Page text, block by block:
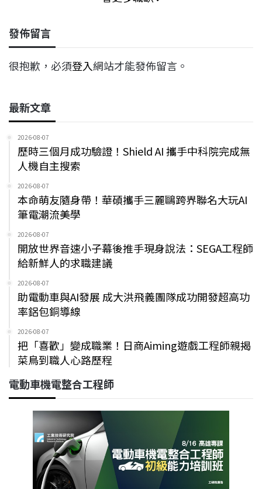
發佈留言
很抱歉，必須登入網站才能發佈留言。
最新文章
2026-08-07
歷時三個月成功驗證！Shield AI 攜手中科院完成無
人機自主搜索
2026-08-07
本命萌友隨身帶！華碩攜手三麗鷗跨界聯名大玩AI
筆電潮流美學
2026-08-07
開放世界音速小子幕後推手現身說法：SEGA工程師
給新鮮人的求職建議
2026-08-07
助電動車與AI發展 成大洪飛義團隊成功開發超高功
率鋁包銅導線
2026-08-07
把「喜歡」變成職業！日商Aiming遊戲工程師親揭
菜鳥到職人心路歷程
電動車機電整合工程師